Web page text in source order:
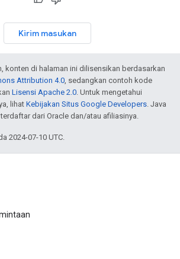
Kirim masukan
konten di halaman ini dilisensikan berdasarkan
Attribution 4.0, sedangkan contoh kode
Lisensi Apache 2.0. Untuk mengetahui
lihat Kebijakan Situs Google Developers. Java
dari Oracle dan/atau afiliasinya.
2024-07-10 UTC.